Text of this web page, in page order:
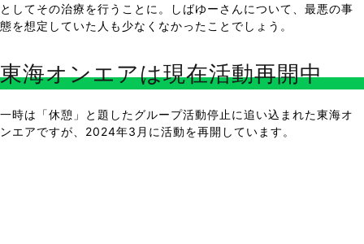
としてその治療を行うことに。しばゆーさんについて、最悪の事
態を想定していた人も少なくなかったことでしょう。
東海オンエアは現在活動再開中
一時は「休憩」と題したグループ活動停止に追い込まれた東海オ
ンエアですが、2024年3月に活動を再開しています。